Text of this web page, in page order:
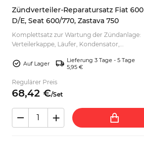
Zündverteiler-Reparatursatz Fiat 600
D/E, Seat 600/770, Zastava 750
Komplettsatz zur Wartung der Zündanlage:
Verteilerkappe, Läufer, Kondensator,
auswählen und bestellen.
Auf Lager
Lieferung 3 Tage - 5 Tage
5,95 €
Regulärer Preis
68,42 €/Set